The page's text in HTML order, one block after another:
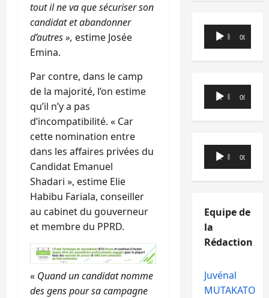
tout il ne va que sécuriser son
candidat et abandonner
d’autres », estime Josée
Emina.
Par contre, dans le camp
de la majorité, l’on estime
qu’il n’y a pas
d’incompatibilité. « Car
cette nomination entre
dans les affaires privées du
Candidat Emanuel
Shadari », estime Elie
Habibu Fariala, conseiller
au cabinet du gouverneur
et membre du PPRD.
« Quand un candidat nomme
des gens pour sa campagne
Lecteur
audio
00:00 00:00
Lecteur
audio
00:00 00:00
Lecteur
audio
00:00 00:00
Equipe de
la
Rédaction
Juvénal
MUTAKATO